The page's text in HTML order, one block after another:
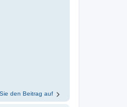
den Beitrag auf